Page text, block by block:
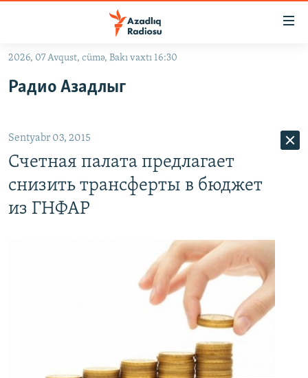
Əsas
qayıt
qayıt
Axtarışa
#İZAHLA
#ƏSLINDƏ
QANUNI DOĞRU
İZ - MƏDƏNIYYƏT PROQRAMI
PEŞƏ ETIKASI VƏ JURNALISTIKA STANDARTLARIMIZ
MATERIALLARIMIZDAN ISTIFADƏ
2026, 07 Avqust, cümə, Bakı vaxtı 16:30
Радио Азадлыг
Sentyabr 03, 2015
Счетная палата предлагает
снизить трансферты в бюджет
из ГНФАР